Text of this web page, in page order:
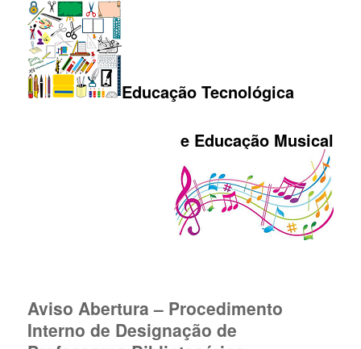
Educação Tecnológica
e Educação Musical
Aviso Abertura – Procedimento
Interno de Designação de